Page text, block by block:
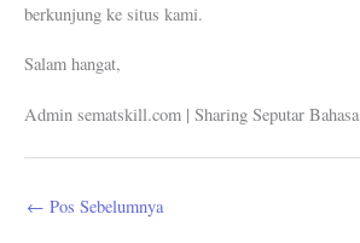
berkunjung ke situs kami.
Salam hangat,
Admin sematskill.com | Sharing Seputar Bahasa
← Pos Sebelumnya